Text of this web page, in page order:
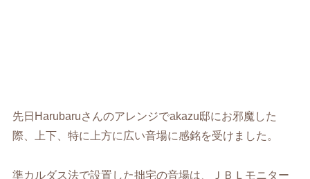
先日Harubaruさんのアレンジでakazu邸にお邪魔した
際、上下、特に上方に広い音場に感銘を受けました。
準カルダス法で設置した拙宅の音場は、ＪＢＬモニター